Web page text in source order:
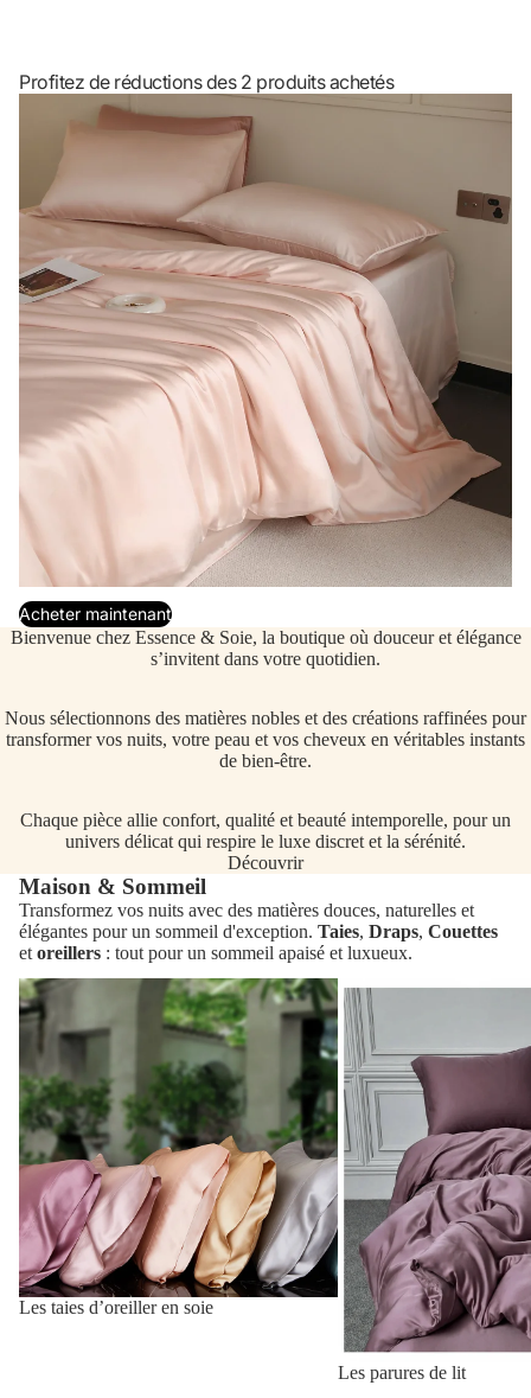
Profitez de réductions des 2 produits achetés
La
soie
Acheter maintenant
Bienvenue chez Essence & Soie, la boutique où douceur et élégance
s’invitent dans votre quotidien.
Nous sélectionnons des matières nobles et des créations raffinées pour
transformer vos nuits, votre peau et vos cheveux en véritables instants
de bien-être.
Chaque pièce allie confort, qualité et beauté intemporelle, pour un
univers délicat qui respire le luxe discret et la sérénité.
Découvrir
Maison & Sommeil
Transformez vos nuits avec des matières douces, naturelles et
élégantes pour un sommeil d'exception. Taies, Draps, Couettes
et oreillers : tout pour un sommeil apaisé et luxueux.
Les
taies
d’oreiller
soie
Les taies d’oreiller en soie
Les
parures
de
lit
Les parures de lit